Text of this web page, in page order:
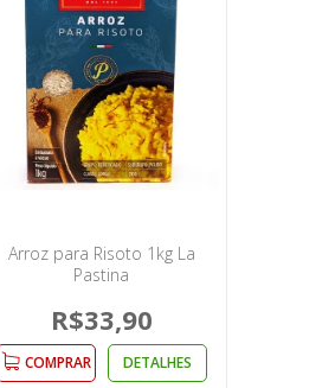
Arroz para Risoto 1kg La
Pastina
R$33,90
COMPRAR DETALHES